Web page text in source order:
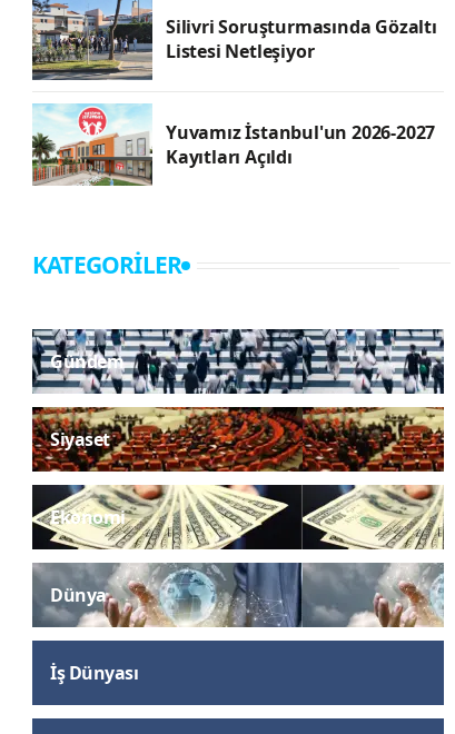
Silivri Soruşturmasında Gözaltı
Listesi Netleşiyor
Yuvamız İstanbul'un 2026-2027
Kayıtları Açıldı
KATEGORILER
Gündem
Siyaset
Ekonomi
Dünya
İş Dünyası